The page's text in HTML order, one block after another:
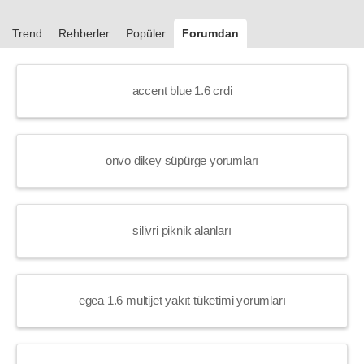
Trend Rehberler Popüler Forumdan
accent blue 1.6 crdi
onvo dikey süpürge yorumları
silivri piknik alanları
egea 1.6 multijet yakıt tüketimi yorumları